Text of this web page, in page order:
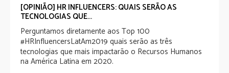
HRInfluencersLatAm2019
[OPINIÃO] HR INFLUENCERS: QUAIS SERÃO AS
TECNOLOGIAS QUE...
Perguntamos diretamente aos Top 100
#HRInfluencersLatAm2019 quais serão as três
tecnologias que mais impactarão o Recursos Humanos
na América Latina em 2020.